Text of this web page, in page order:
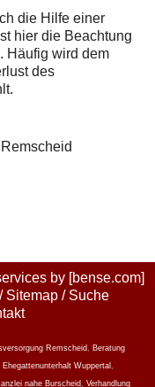
die Hilfe einer
hier die Beachtung
Häufig wird dem
des
by [bense.com]
/ Sitemap/ Suche
Remscheid
Beratung
Ehegattenunterhalt Wuppertal
nahe Burscheid Verhandlung